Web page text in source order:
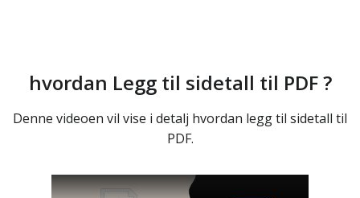
hvordan Legg til sidetall til PDF ?
Denne videoen vil vise i detalj hvordan legg til sidetall til
PDF.